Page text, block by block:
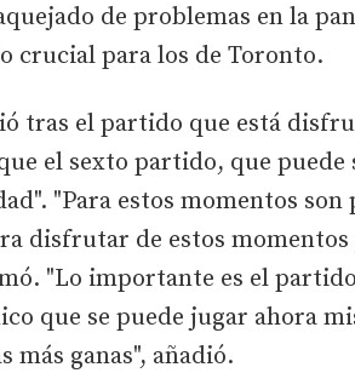
de problemas en la
crucial para los de Toronto.
tras el partido que está
el sexto partido, que puede
"Para estos momentos son
disfrutar de estos momentos
"Lo importante es el
que se puede jugar ahora
más ganas", añadió.